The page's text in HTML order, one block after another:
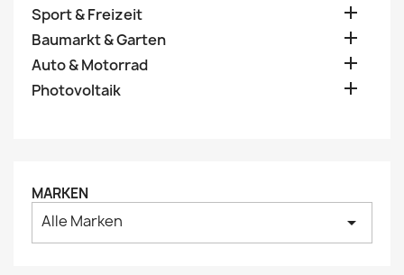
Sport & Freizeit 
Baumarkt & Garten 
Auto & Motorrad 
Photovoltaik 
MARKEN
Alle Marken arrow_drop_down